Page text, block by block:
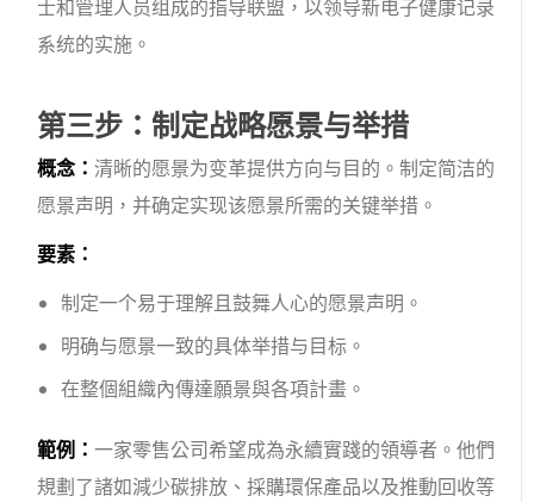
士和管理人员组成的指导联盟，以领导新电子健康记录
系统的实施。
第三步：制定战略愿景与举措
概念：清晰的愿景为变革提供方向与目的。制定简洁的
愿景声明，并确定实现该愿景所需的关键举措。
要素：
制定一个易于理解且鼓舞人心的愿景声明。
明确与愿景一致的具体举措与目标。
在整個組織內傳達願景與各項計畫。
範例：一家零售公司希望成為永續實踐的領導者。他們
規劃了諸如減少碳排放、採購環保產品以及推動回收等